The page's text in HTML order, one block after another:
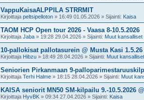
VappuKaisaALPPILA STRRMIT
Kirjoittaja peltsipelloton » 16:49 01.05.2026 » Sijainti: Kaisa
TAOM HCP Open tour 2026 - Vaasa 8-10.5.2026
Kirjoittaja Jaba » 19:28 29.04.2026 » Sijainti: Muut kansalliset
10-pallokisat pallotasurein @ Musta Kasi 1.5.26
Kirjoittaja Hibzu » 18:49 28.04.2026 » Sijainti: Muut
Seniorien Pirkanmaan 9-
Kirjoittaja Terhi Halme » 18:15 28.04.2026 » Sijainti: Muut
KAISA seniorit MN50 SM-kilpailu 9.-10.5.2026
Kirjoittaja HyvBK » 09:34 27.04.2026 » Sijainti: Kaisa